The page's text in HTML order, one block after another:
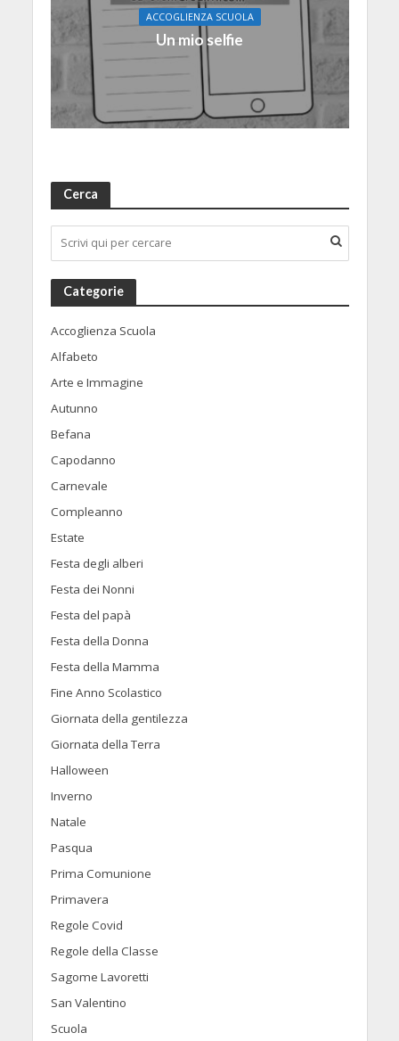
ACCOGLIENZA SCUOLA
Un mio selfie
Cerca
Categorie
Accoglienza Scuola
Alfabeto
Arte e Immagine
Autunno
Befana
Capodanno
Carnevale
Compleanno
Estate
Festa degli alberi
Festa dei Nonni
Festa del papà
Festa della Donna
Festa della Mamma
Fine Anno Scolastico
Giornata della gentilezza
Giornata della Terra
Halloween
Inverno
Natale
Pasqua
Prima Comunione
Primavera
Regole Covid
Regole della Classe
Sagome Lavoretti
San Valentino
Scuola